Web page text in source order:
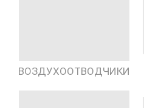
ВОЗДУХООТВОДЧИКИ